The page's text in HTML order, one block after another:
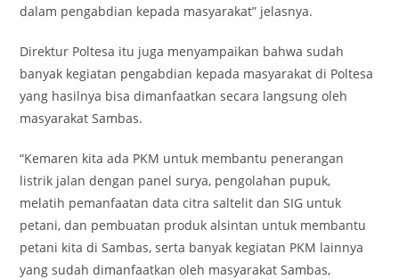
dalam pengabdian kepada masyarakat” jelasnya.
Direktur Poltesa itu juga menyampaikan bahwa sudah
banyak kegiatan pengabdian kepada masyarakat di Poltesa
yang hasilnya bisa dimanfaatkan secara langsung oleh
masyarakat Sambas.
“Kemaren kita ada PKM untuk membantu penerangan
listrik jalan dengan panel surya, pengolahan pupuk,
melatih pemanfaatan data citra saltelit dan SIG untuk
petani, dan pembuatan produk alsintan untuk membantu
petani kita di Sambas, serta banyak kegiatan PKM lainnya
yang sudah dimanfaatkan oleh masyarakat Sambas,